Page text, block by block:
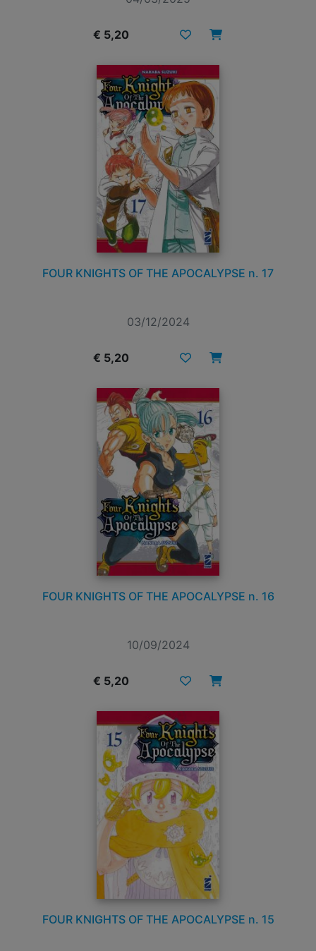
€ 5,20
FOUR KNIGHTS OF THE APOCALYPSE n. 17
03/12/2024
€ 5,20
FOUR KNIGHTS OF THE APOCALYPSE n. 16
10/09/2024
€ 5,20
FOUR KNIGHTS OF THE APOCALYPSE n. 15